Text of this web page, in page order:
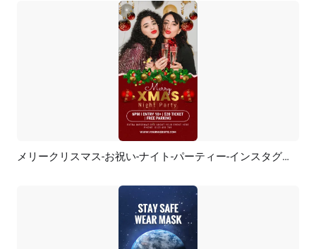
プレビュー AI再生成 メリークリスマス-お祝い-ナイト-パーティー-インスタグラム-フェイスブック-ストーリー